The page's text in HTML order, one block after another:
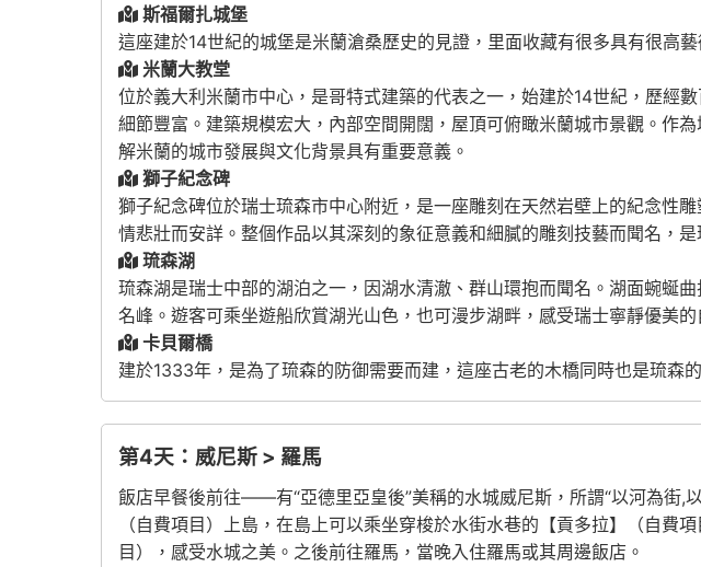
斯福爾扎城堡
這座建於14世紀的城堡是米蘭滄桑歷史的見證，里面收藏有很多具有很高
米蘭大教堂
位於義大利米蘭市中心，是哥特式建築的代表之一，始建於14世紀，歷經
細節豐富。建築規模宏大，內部空間開闊，屋頂可俯瞰米蘭城市景觀。作
解米蘭的城市發展與文化背景具有重要意義。
獅子紀念碑
獅子紀念碑位於瑞士琉森市中心附近，是一座雕刻在天然岩壁上的紀念性
情悲壯而安詳。整個作品以其深刻的象征意義和細膩的雕刻技藝而聞名，
琉森湖
琉森湖是瑞士中部的湖泊之一，因湖水清澈、群山環抱而聞名。湖面蜿蜒
名峰。遊客可乘坐遊船欣賞湖光山色，也可漫步湖畔，感受瑞士寧靜優美的
卡貝爾橋
建於1333年，是為了琉森的防御需要而建，這座古老的木橋同時也是琉森
第4天：威尼斯 > 羅馬
飯店早餐後前往——有“亞德里亞皇後”美稱的水城威尼斯，所謂“以河為街,
（自費項目）上島，在島上可以乘坐穿梭於水街水巷的【貢多拉】（自
目），感受水城之美。之後前往羅馬，當晚入住羅馬或其周邊飯店。